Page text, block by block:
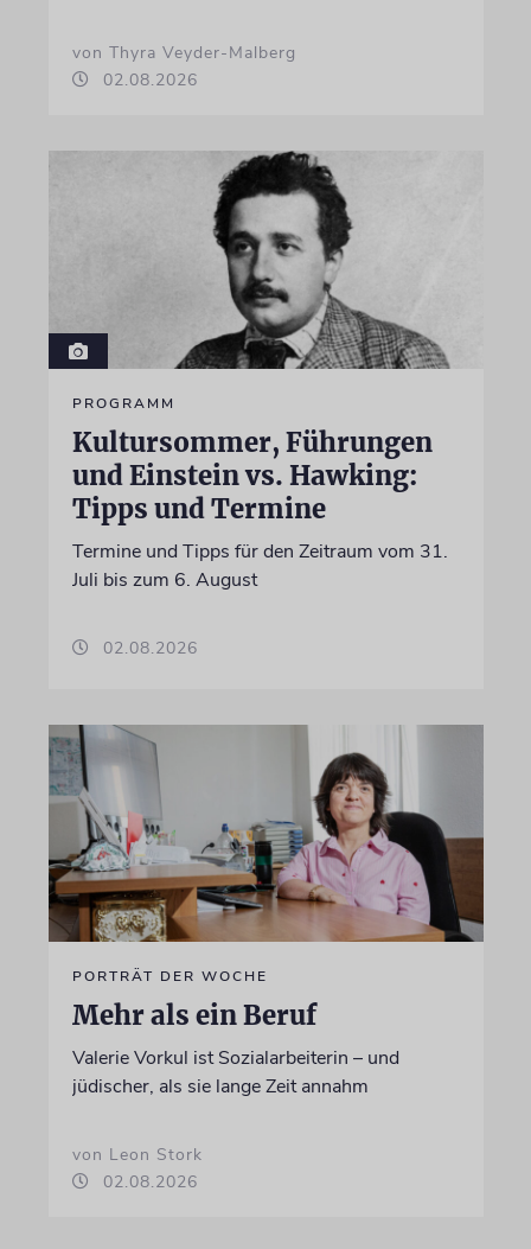
von Thyra Veyder-Malberg
02.08.2026
PROGRAMM
Kultursommer, Führungen
und Einstein vs. Hawking:
Tipps und Termine
Termine und Tipps für den Zeitraum vom 31.
Juli bis zum 6. August
02.08.2026
PORTRÄT DER WOCHE
Mehr als ein Beruf
Valerie Vorkul ist Sozialarbeiterin – und
jüdischer, als sie lange Zeit annahm
von Leon Stork
02.08.2026